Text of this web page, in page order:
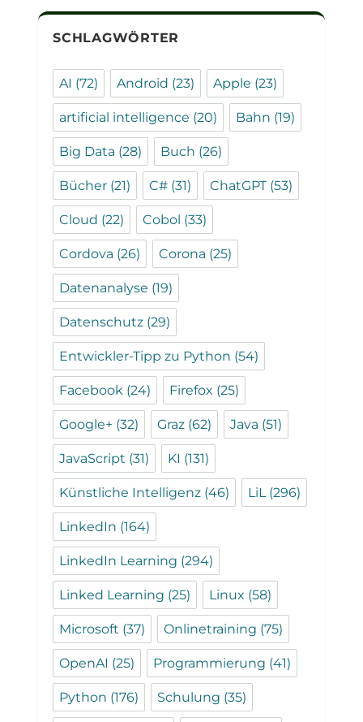
SCHLAGWÖRTER
AI (72) Android (23) Apple (23)
artificial intelligence (20) Bahn (19)
Big Data (28) Buch (26)
Bücher (21) C# (31) ChatGPT(53)
Cloud (22) Cobol (33)
Cordova (26) Corona (25)
Datenanalyse (19)
Datenschutz (29)
Entwickler-Tipp zu Python (54)
Facebook (24) Firefox (25)
Google+ (32) Graz (62) Java (51)
JavaScript (31) KI (131)
Künstliche Intelligenz (46) LiL(296)
LinkedIn (164)
LinkedIn Learning (294)
Linked Learning (25) Linux (58)
Microsoft (37) Onlinetraining (75)
OpenAI (25) Programmierung (41)
Python (176) Schulung (35)